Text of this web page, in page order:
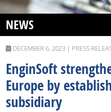
NEWS
DECEMBER 6, 2023 | PRESS
EnginSoft
Europe by
subsidiary